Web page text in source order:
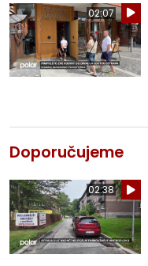
02:07
Doporučujeme
02:38